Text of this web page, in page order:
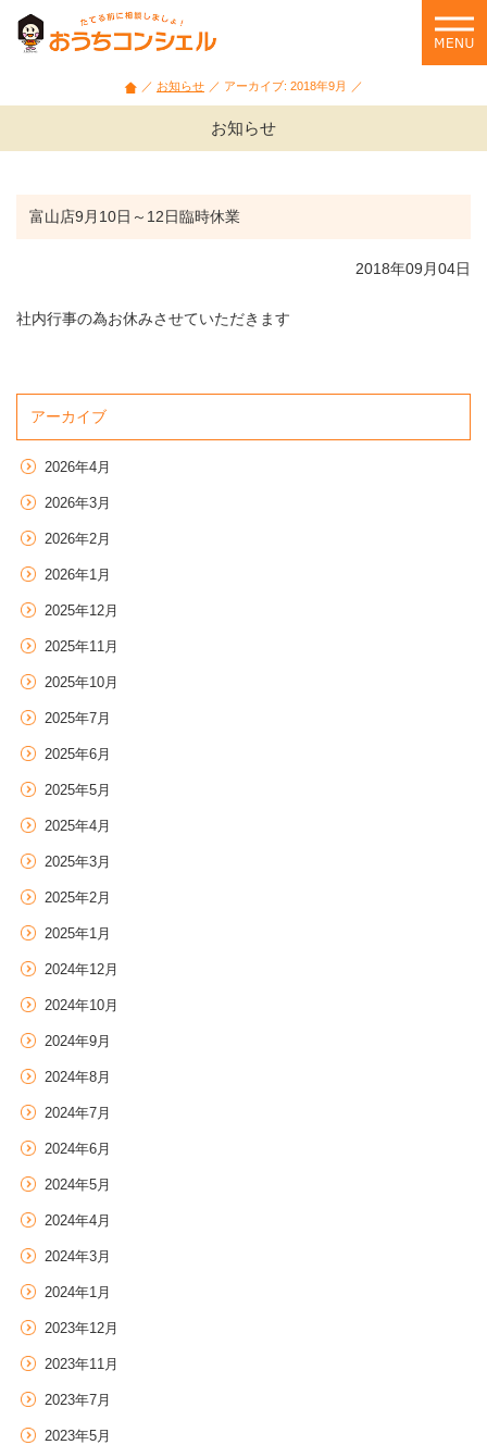
県・
お知らせ アーカイブ: 2018年9月
お知らせ
富山店9月10日～12日臨時休業
2018年09月04日
社内行事の為お休みさせていただきます
アーカイブ
2026年4月
2026年3月
2026年2月
2026年1月
2025年12月
2025年11月
2025年10月
2025年7月
2025年6月
2025年5月
2025年4月
2025年3月
2025年2月
2025年1月
2024年12月
2024年10月
2024年9月
2024年8月
2024年7月
2024年6月
2024年5月
2024年4月
2024年3月
2024年1月
2023年12月
2023年11月
2023年7月
2023年5月